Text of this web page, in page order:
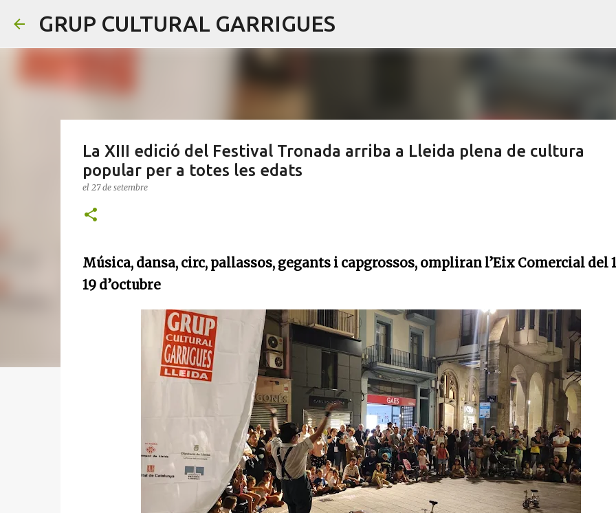
GRUP CULTURAL GARRIGUES
La XIII edició del Festival Tronada arriba a Lleida plena de cultura
popular per a totes les edats
el 27 de setembre
Música, dansa, circ, pallassos, gegants i capgrossos, ompliran l’Eix Comercial del
19 d’octubre